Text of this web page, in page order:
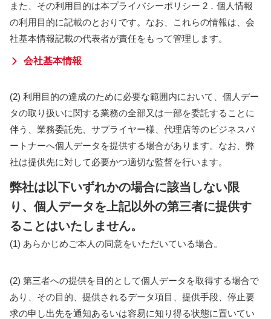
また、その利用目的は本プライバシーポリシー 2．個人情報
の利用目的に記載のとおりです。なお、これらの情報は、会
社基本情報記載の代表者が責任をもって管理します。
会社基本情報
(2) 利用目的の達成のために必要な範囲内において、個人デー
タの取り扱いに関する業務の全部又は一部を委託することに
伴う、業務委託先、サプライヤー様、代理店等のビジネスパ
ートナーへ個人データを提供する場合があります。なお、弊
社は提供先に対して必要かつ適切な監督を行います。
弊社は以下いずれかの場合に該当しない限
り、個人データを上記以外の第三者に提供す
ることはいたしません。
(1) あらかじめご本人の同意をいただいている場合。
(2) 第三者への提供を目的として個人データを取得する場合で
あり、その目的、提供されるデータ項目、提供手段、停止要
求の申し出先を通知あるいは容易に知り得る状態に置いてい